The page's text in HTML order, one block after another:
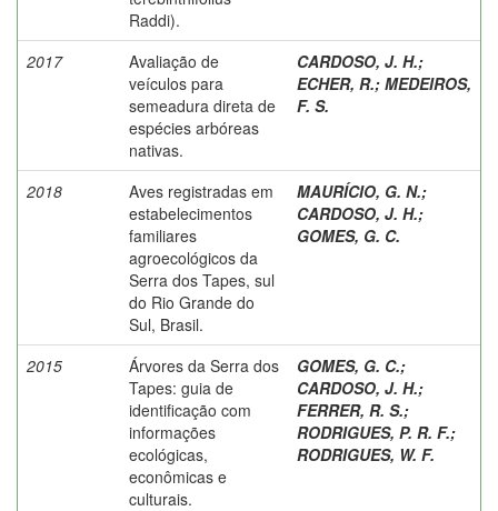
Raddi).
2017
Avaliação de
veículos para
semeadura direta de
espécies arbóreas
nativas.
CARDOSO, J. H.;
ECHER, R.; MEDEIROS,
F. S.
2018
Aves registradas em
estabelecimentos
familiares
agroecológicos da
Serra dos Tapes, sul
do Rio Grande do
Sul, Brasil.
MAURÍCIO, G. N.;
CARDOSO, J. H.;
GOMES, G. C.
2015
Árvores da Serra dos
Tapes: guia de
identificação com
informações
ecológicas,
econômicas e
culturais.
GOMES, G. C.;
CARDOSO, J. H.;
FERRER, R. S.;
RODRIGUES, P. R. F.;
RODRIGUES, W. F.